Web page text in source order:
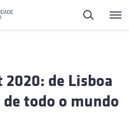
Pesquisa
de Lisboa
de todo o mundo